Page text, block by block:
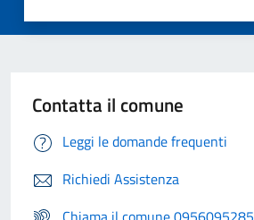
Contatta il comune
Leggi le domande frequenti
Richiedi Assistenza